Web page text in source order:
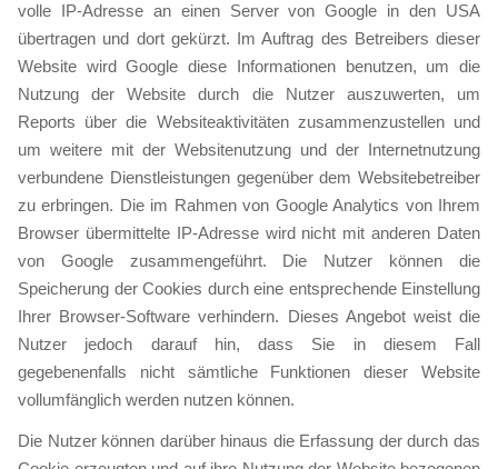
volle IP-Adresse an einen Server von Google in den USA
übertragen und dort gekürzt. Im Auftrag des Betreibers dieser
Website wird Google diese Informationen benutzen, um die
Nutzung der Website durch die Nutzer auszuwerten, um
Reports über die Websiteaktivitäten zusammenzustellen und
um weitere mit der Websitenutzung und der Internetnutzung
verbundene Dienstleistungen gegenüber dem Websitebetreiber
zu erbringen. Die im Rahmen von Google Analytics von Ihrem
Browser übermittelte IP-Adresse wird nicht mit anderen Daten
von Google zusammengeführt. Die Nutzer können die
Speicherung der Cookies durch eine entsprechende Einstellung
Ihrer Browser-Software verhindern. Dieses Angebot weist die
Nutzer jedoch darauf hin, dass Sie in diesem Fall
gegebenenfalls nicht sämtliche Funktionen dieser Website
vollumfänglich werden nutzen können.
Die Nutzer können darüber hinaus die Erfassung der durch das